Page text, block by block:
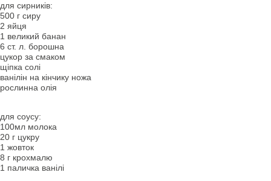
для сирників:
500 г сиру
2 яйця
1 великий банан
6 ст. л. борошна
цукор за смаком
щіпка солі
ванілін на кінчику ножа
рослинна олія
для соусу:
100мл молока
20 г цукру
1 жовток
8 г крохмалю
1 паличка ванілі